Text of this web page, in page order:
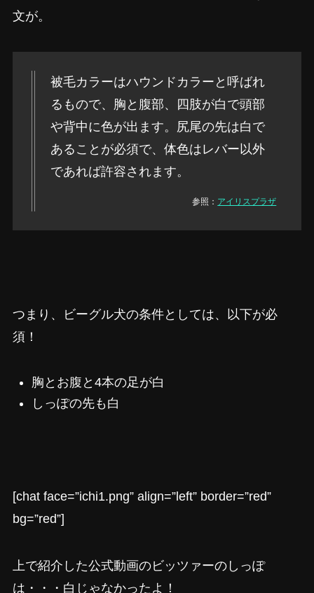
文が。
被毛カラーはハウンドカラーと呼ばれ
るもので、胸と腹部、四肢が白で頭部
や背中に色が出ます。尻尾の先は白で
あることが必須で、体色はレバー以外
であれば許容されます。
参照： アイリスプラザ
つまり、ビーグル犬の条件としては、以下が必
須！
胸とお腹と4本の足が白
しっぽの先も白
[chat face=”ichi1.png” align=”left” border=”red”
bg=”red”]
上で紹介した公式動画のビッツァーのしっぽ
は・・・白じゃなかったよ！